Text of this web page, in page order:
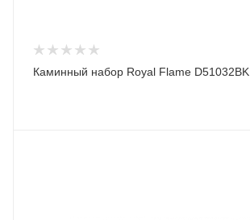
Каминный набор Royal Flame D51032BK